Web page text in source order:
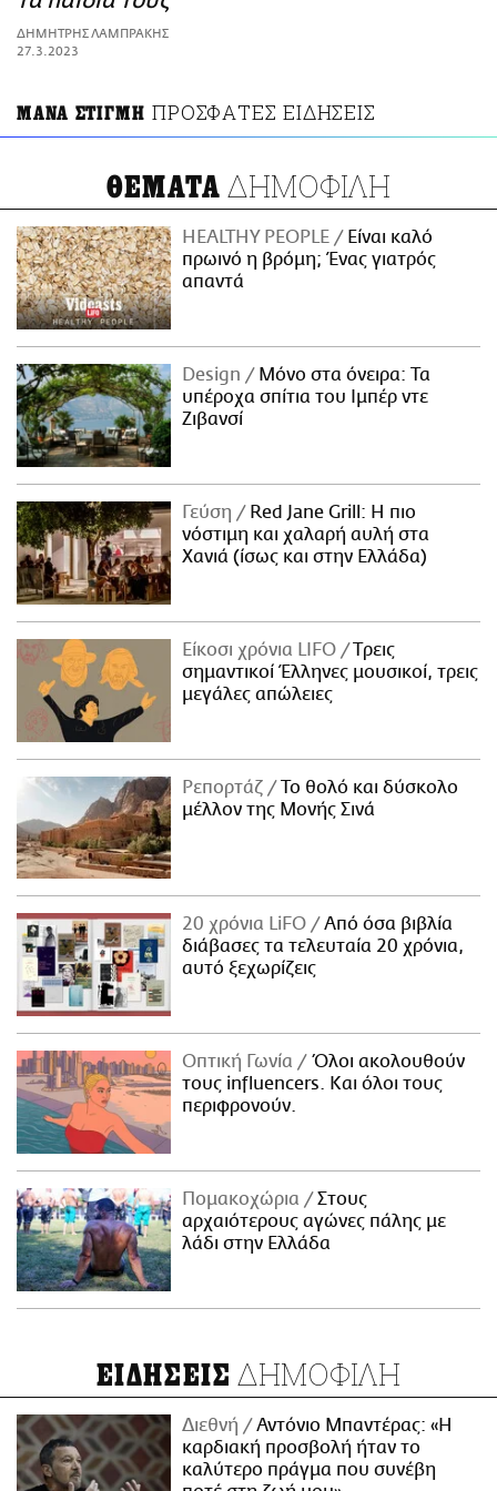
ΑΜΠΑ
PRINT
ΔΗΜΗΤΡΗΣ ΛΑΜΠΡΑΚΗΣ
27.3.2023
ΜΑΝΑ ΣΤΙΓΜΗ ΠΡΟΣΦΑΤΕΣ ΕΙΔΗΣΕΙΣ
ΘΕΜΑΤΑ ΔΗΜΟΦΙΛΗ
HEALTHY PEOPLE
Είναι καλό
πρωινό η βρόμη; Ένας γιατρός
απαντά
Design
Μόνο στα όνειρα: Τα
υπέροχα σπίτια του Ιμπέρ ντε
Ζιβανσί
Γεύση
Red Jane Grill: Η πιο
νόστιμη και χαλαρή αυλή στα
Χανιά (ίσως και στην Ελλάδα)
Είκοσι χρόνια LIFO
Tρεις
σημαντικοί Έλληνες μουσικοί, τρεις
μεγάλες απώλειες
Ρεπορτάζ
Το θολό και δύσκολο
μέλλον της Μονής Σινά
20 χρόνια LiFO
Από όσα βιβλία
διάβασες τα τελευταία 20 χρόνια,
αυτό ξεχωρίζεις
Οπτική Γωνία
Όλοι ακολουθούν
τους influencers. Και όλοι τους
περιφρονούν.
Πομακοχώρια
Στους
αρχαιότερους αγώνες πάλης με
λάδι στην Ελλάδα
ΕΙΔΗΣΕΙΣ ΔΗΜΟΦΙΛΗ
Διεθνή
Αντόνιο Μπαντέρας: «Η
καρδιακή προσβολή ήταν το
καλύτερο πράγμα που συνέβη